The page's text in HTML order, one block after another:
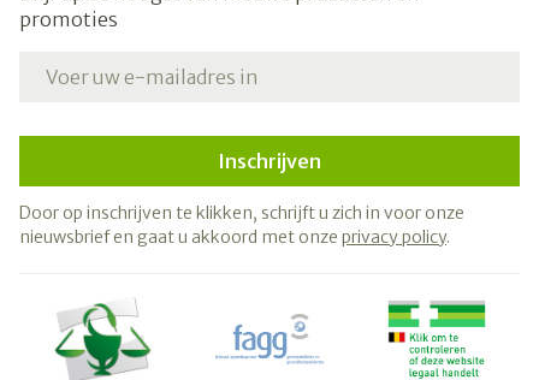
promoties
Inschrijven
Door op inschrijven te klikken, schrijft u zich in voor onze
nieuwsbrief en gaat u akkoord met onze privacy policy.